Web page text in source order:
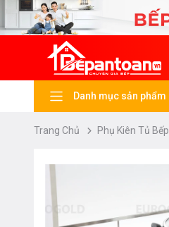
Danh mục sản phẩm
Trang Chủ Phụ Kiên Tủ Bếp